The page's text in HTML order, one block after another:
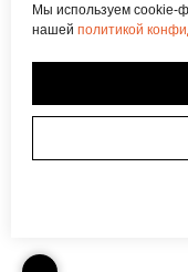
Мы используем cookie-
нашей политикой